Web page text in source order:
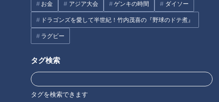
お金 アジア大会 ゲンキの時間 ダイソー
ドラゴンズを愛して半世紀！竹内茂喜の『野球のドテ煮』
ラグビー
タグ検索
タグを検索できます
オススメ関連コンテンツ